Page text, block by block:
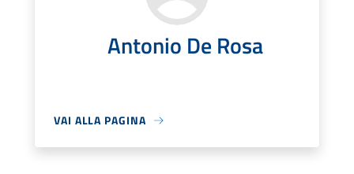
Antonio De Rosa
VAI ALLA PAGINA